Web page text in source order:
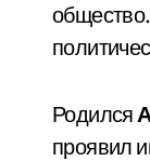
Родился
проявил